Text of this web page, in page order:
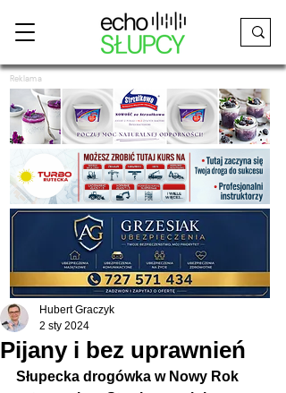
Reklama
Pijany i bez uprawnień
Hubert Graczyk
2 sty 2024
Słupecka drogówka w Nowy Rok